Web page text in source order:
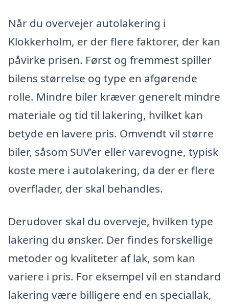
Når du overvejer autolakering i
Klokkerholm, er der flere faktorer, der kan
påvirke prisen. Først og fremmest spiller
bilens størrelse og type en afgørende
rolle. Mindre biler kræver generelt mindre
materiale og tid til lakering, hvilket kan
betyde en lavere pris. Omvendt vil større
biler, såsom SUV’er eller varevogne, typisk
koste mere i autolakering, da der er flere
overflader, der skal behandles.
Derudover skal du overveje, hvilken type
lakering du ønsker. Der findes forskellige
metoder og kvaliteter af lak, som kan
variere i pris. For eksempel vil en standard
lakering være billigere end en speciallak,